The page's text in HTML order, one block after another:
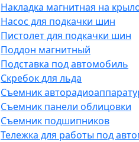
Накладка магнитная на
Насос для подкачки шин
Пистолет для подкачки шин
Поддон магнитный
Подставка под автомобиль
Скребок для льда
Съемник
Съемник панели облицовки
Съемник подшипников
Тележка для работы под